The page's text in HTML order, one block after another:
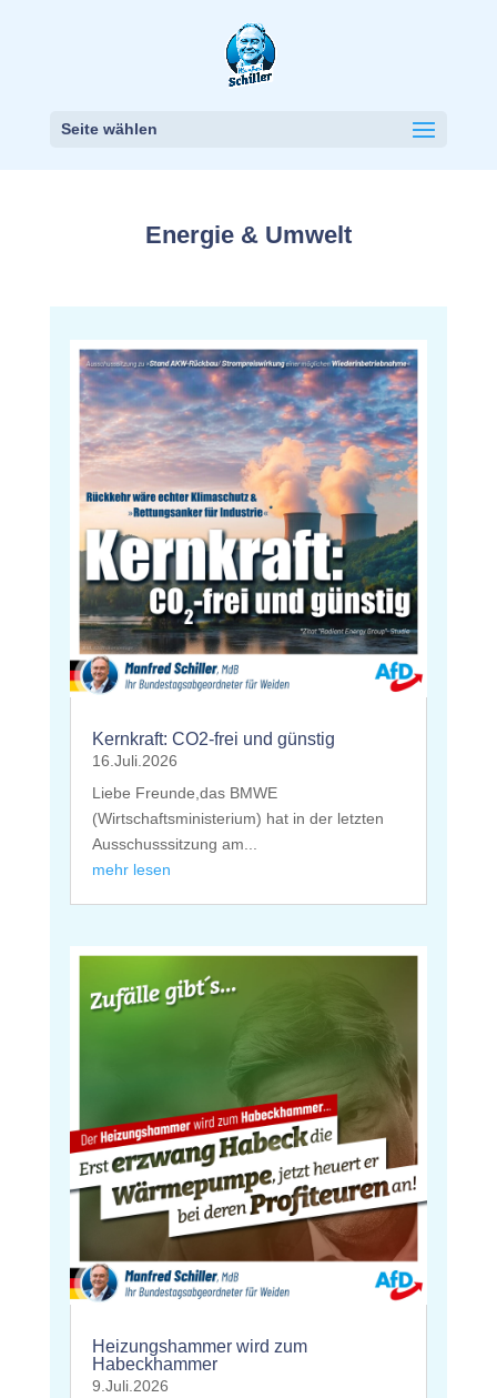
Seite wählen
Energie & Umwelt
Kernkraft: CO2-frei und günstig
16.Juli.2026
Liebe Freunde,das BMWE
(Wirtschaftsministerium) hat in der letzten
Ausschusssitzung am...
mehr lesen
Heizungshammer wird zum
Habeckhammer
9.Juli.2026